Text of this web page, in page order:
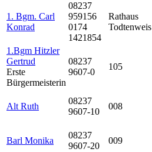
1. Bgm. Carl
Konrad
08237
959156
0174
1421854
Rathaus
Todtenweis
1.Bgm Hitzler
Gertrud
Erste
Bürgermeisterin
08237
9607-0
105
Alt Ruth
08237
9607-10
008
Barl Monika
08237
9607-20
009